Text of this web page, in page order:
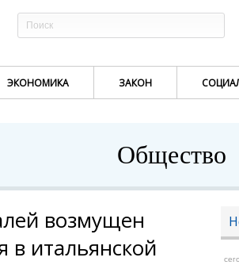
ЭКОНОМИКА ЗАКОН
Общество
возмущен
в итальянской